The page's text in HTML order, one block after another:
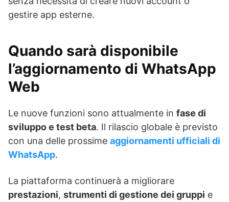
gestire app esterne.
Quando sarà disponibile
l’aggiornamento di WhatsApp
Web
Le nuove funzioni sono attualmente in fase di
sviluppo e test beta. Il rilascio globale è previsto
con una delle prossime aggiornamenti ufficiali di
WhatsApp.
La piattaforma continuerà a migliorare
prestazioni, strumenti di gestione dei gruppi e